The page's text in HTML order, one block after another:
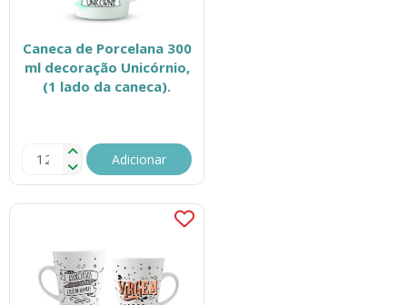
Caneca de Porcelana 300
ml decoração Unicórnio,
(1 lado da caneca).
Adicionar